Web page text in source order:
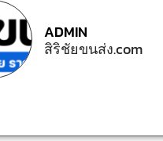
ADMIN
สิริชัยขนส่ง.com